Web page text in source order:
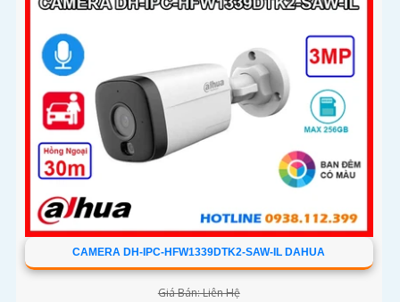
CAMERA DH-IPC-HFW1339DTK2-SAW-IL DAHUA
Giá Bán: Liên Hệ